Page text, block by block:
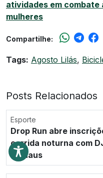
atividades em
mulheres
Compartilhe:
Tags: Agosto Lilás,
Posts Relacionados
Esporte
Drop Run abre
corrida noturna com
Manaus